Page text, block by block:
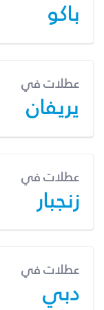
باكو
عطلات في
يريفان
عطلات في
زنجبار
عطلات في
دبي